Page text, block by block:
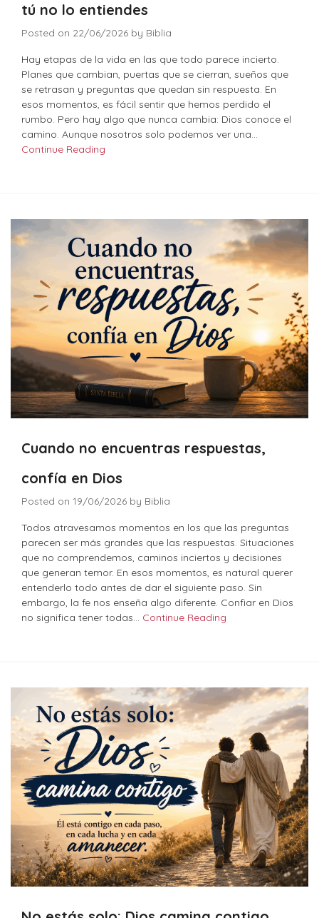
tú no lo entiendes
Posted on 22/06/2026 by Biblia
Hay etapas de la vida en las que todo parece incierto.
Planes que cambian, puertas que se cierran, sueños que
se retrasan y preguntas que quedan sin respuesta. En
esos momentos, es fácil sentir que hemos perdido el
rumbo. Pero hay algo que nunca cambia: Dios conoce el
camino. Aunque nosotros solo podemos ver una…
Continue Reading
Cuando no encuentras respuestas,
confía en Dios
Posted on 19/06/2026 by Biblia
Todos atravesamos momentos en los que las preguntas
parecen ser más grandes que las respuestas. Situaciones
que no comprendemos, caminos inciertos y decisiones
que generan temor. En esos momentos, es natural querer
entenderlo todo antes de dar el siguiente paso. Sin
embargo, la fe nos enseña algo diferente. Confiar en Dios
no significa tener todas… Continue Reading